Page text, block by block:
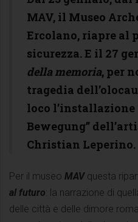
MAV, il Museo
Ercolano, riapre al
sicurezza. E il 27
della memoria, per
tragedia
loco l’installazione
Bewegung”
Christian Leperino.
Per il museo MAVquesta
al futuro: la narrazione di
delle città e delle dimore